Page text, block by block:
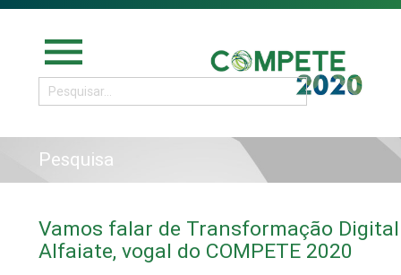
menu
Pesquisa
Vamos falar de Transformação
Alfaiate, vogal do COMPETE 2020